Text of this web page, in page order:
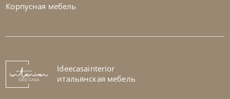
Кровать Cloe Romantic
На заказ 45-90 дн
Корпусная мебель
Ideecasainterior
итальянская мебель